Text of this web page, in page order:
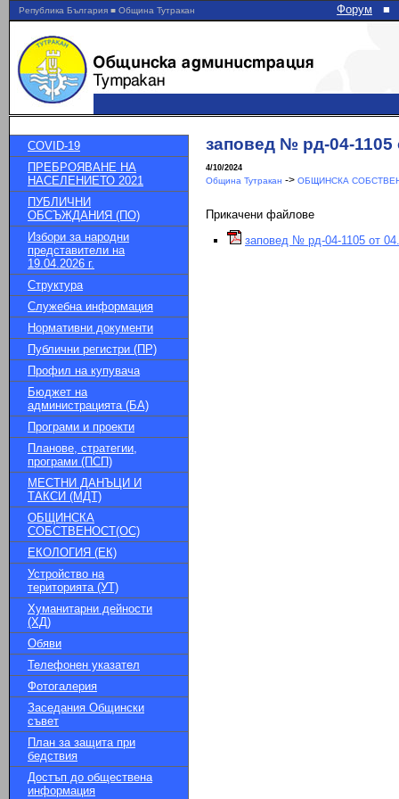
Република България ■ Община Тутракан Форум ■
COVID-19
ПРЕБРОЯВАНЕ НА
НАСЕЛЕНИЕТО 2021
ПУБЛИЧНИ
ОБСЪЖДАНИЯ (ПО)
Избори за народни
представители на
19.04.2026 г.
Структура
Служебна информация
Нормативни документи
Публични регистри (ПР)
Профил на купувача
Бюджет на
администрацията (БА)
Програми и проекти
Планове, стратегии,
програми (ПСП)
МЕСТНИ ДАНЪЦИ И
ТАКСИ (МДТ)
ОБЩИНСКА
СОБСТВЕНОСТ(ОС)
ЕКОЛОГИЯ (ЕК)
Устройство на
територията (УТ)
Хуманитарни дейности
(ХД)
Обяви
Телефонен указател
Фотогалерия
Заседания Общински
съвет
План за защита при
бедствия
Достъп до обществена
информация
заповед № рд-04-1105
4/10/2024
Община Тутракан -> ОБЩИНСКА
Прикачени файлове
заповед № рд-04-1105 от